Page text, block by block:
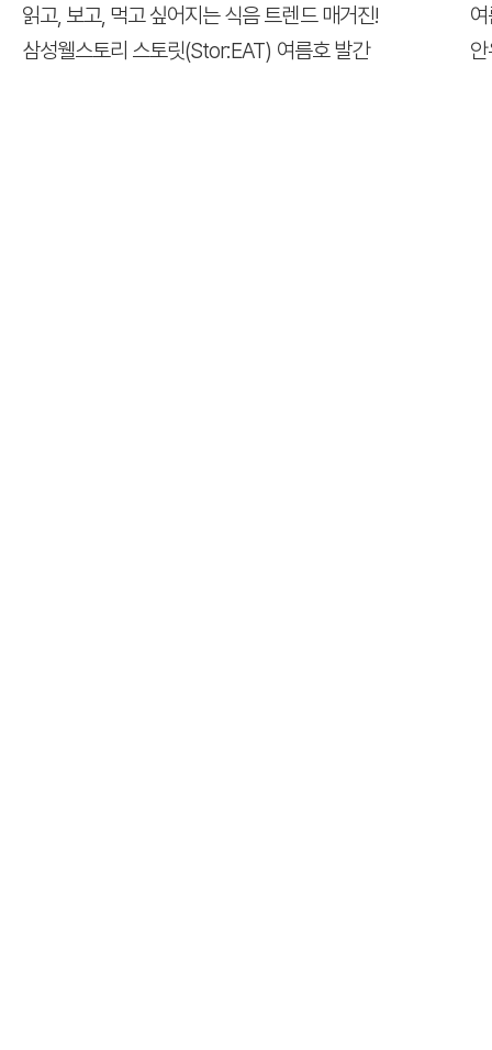
읽고, 보고, 먹고 싶어지는 식음 트렌드 매거진!
삼성웰스토리 스토릿(Stor:EAT) 여름호 발간